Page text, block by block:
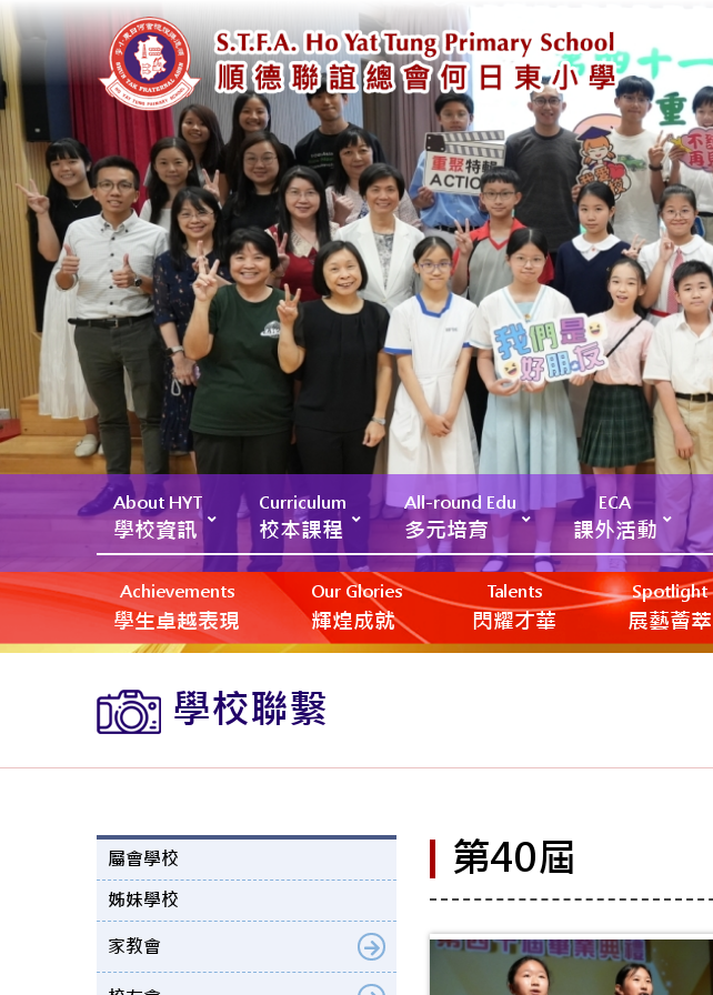
About HYT
學校資訊
Curriculum
校本課程
All-round Edu
多元培育
ECA
課外活動
Achievements
學生卓越表現
Our Glories
輝煌成就
Talents
閃耀才華
Spotlight
展藝薈萃
學校聯繫
屬會學校
姊妹學校
家教會
第40屆